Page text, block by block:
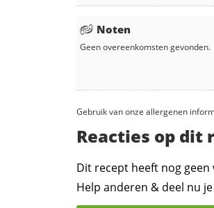
Noten
Geen overeenkomsten gevonden.
Gebruik van onze allergenen
Reacties op dit
Dit recept heeft nog
Help anderen & deel nu